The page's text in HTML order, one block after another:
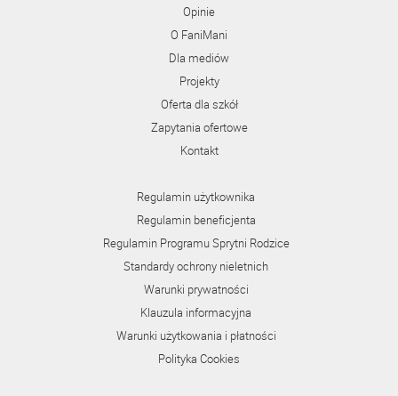
Opinie
O FaniMani
Dla mediów
Projekty
Oferta dla szkół
Zapytania ofertowe
Kontakt
Regulamin użytkownika
Regulamin beneficjenta
Regulamin Programu Sprytni Rodzice
Standardy ochrony nieletnich
Warunki prywatności
Klauzula informacyjna
Warunki użytkowania i płatności
Polityka Cookies